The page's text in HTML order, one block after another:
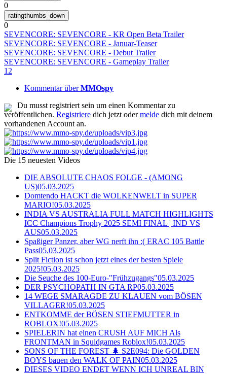
0
0
SEVENCORE: SEVENCORE - KR Open Beta Trailer
SEVENCORE: SEVENCORE - Januar-Teaser
SEVENCORE: SEVENCORE - Debut Trailer
SEVENCORE: SEVENCORE - Gameplay Trailer
1 2
Kommentar überMMOspy
Du musst registriert sein um einen Kommentar zu
veröffentlichen. Registriere dich jetzt odermelde dich mit deinem
vorhandenen Account an.
Die 15 neuesten Videos
DIE ABSOLUTE CHAOS FOLGE - (AMONG
US)05.03.2025
Domtendo HACKT die WOLKENWELT in SUPER
MARIO!05.03.2025
INDIA VS AUSTRALIA FULL MATCH HIGHLIGHTS
ICC Champions Trophy 2025 SEMI FINAL | IND VS
AUS05.03.2025
Spaßiger Panzer, aber WG nerft ihn :( ERAC 105 Battle
Pass05.03.2025
Split Fiction ist schon jetzt eines der besten Spiele
2025!05.03.2025
Die Seuche des 100-Euro-"Frühzugangs"05.03.2025
DER PSYCHOPATH IN GTA RP05.03.2025
14 WEGE SMARAGDE ZU KLAUEN vom BÖSEN
VILLAGER!05.03.2025
ENTKOMME der BÖSEN STIEFMUTTER in
ROBLOX!05.03.2025
SPIELERIN hat einen CRUSH AUF MICH Als
FRONTMAN in Squidgames Roblox!05.03.2025
SONS OF THE FOREST 🌲 S2E094: Die GOLDEN
BOYS bauen den WALK OF PAIN05.03.2025
DIESES VIDEO ENDET WENN ICH UNREAL BIN